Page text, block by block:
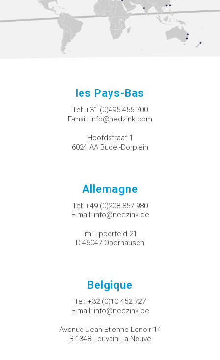
les Pays-Bas
Tel: +31 (0)495 455 700
E-mail: info@nedzink.com
Hoofdstraat 1
6024 AA Budel-Dorplein
Allemagne
Tel: +49 (0)208 857 980
E-mail: info@nedzink.de
Im Lipperfeld 21
D-46047 Oberhausen
Belgique
Tel: +32 (0)10 452 727
E-mail: info@nedzink.be
Avenue Jean-Etienne Lenoir 14
B-1348 Louvain-La-Neuve